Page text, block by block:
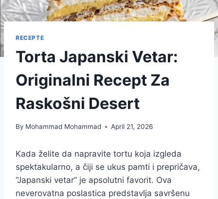
RECEPTE
Torta Japanski Vetar:
Originalni Recept Za
Raskošni Desert
By Mohammad Mohammad April 21, 2026
Kada želite da napravite tortu koja izgleda
spektakularno, a čiji se ukus pamti i prepričava,
“Japanski vetar” je apsolutni favorit. Ova
neverovatna poslastica predstavlja savršenu